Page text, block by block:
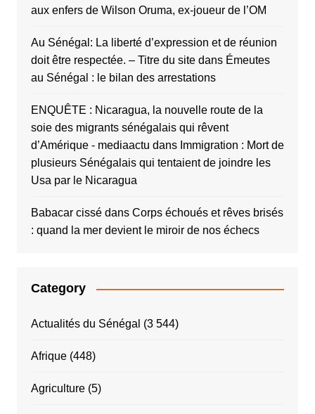
aux enfers de Wilson Oruma, ex-joueur de l’OM
Au Sénégal: La liberté d’expression et de réunion
doit être respectée. – Titre du sitedans Émeutes
au Sénégal : le bilan des arrestations
ENQUÊTE : Nicaragua, la nouvelle route de la
soie des migrants sénégalais qui rêvent
d’Amérique - mediaactu dans Immigration : Mort de
plusieurs Sénégalais qui tentaient de joindre les
Usa par le Nicaragua
Babacar cissédans Corps échoués et rêves brisés
: quand la mer devient le miroir de nos échecs
Category
Actualités du Sénégal (3 544)
Afrique(448)
Agriculture(5)